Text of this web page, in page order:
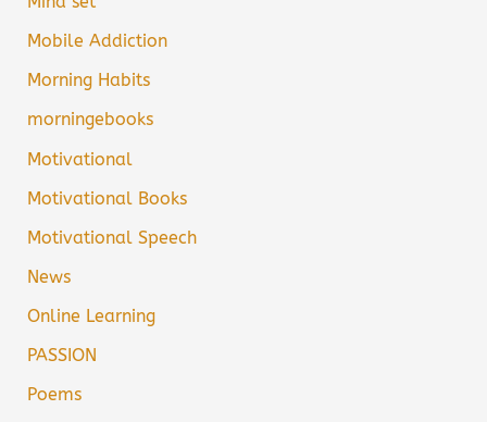
Mobile Addiction
Morning Habits
morningebooks
Motivational
Motivational Books
Motivational Speech
News
Online Learning
PASSION
Poems